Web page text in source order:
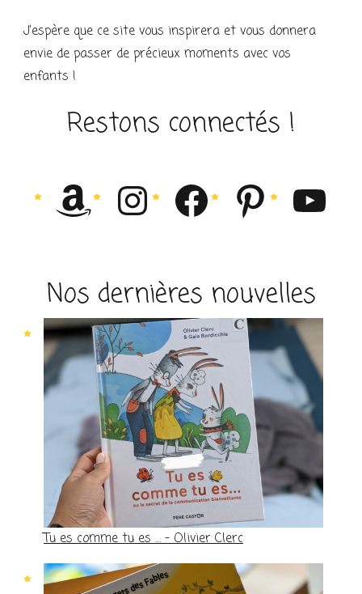
J’espère que ce site vous inspirera et vous donnera
envie de passer de précieux moments avec vos
enfants !
Restons connectés !
Amazon
Instagram
Facebook
Nos dernières nouvelles
Tu es comme tu es … – Olivier Clerc